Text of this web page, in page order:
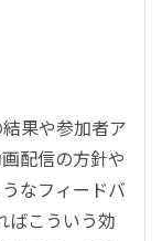
果や参加者ア
配信の方針や
なフィードバ
ばこういう効